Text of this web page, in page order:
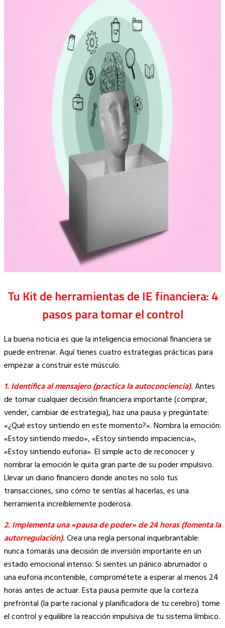
Tu Kit de herramientas de IE financiera: 4
pasos para tomar el control
La buena noticia es que la inteligencia emocional financiera se
puede entrenar. Aquí tienes cuatro estrategias prácticas para
empezar a construir este músculo.
1. Identifica al mensajero (practica la autoconciencia).Antes
de tomar cualquier decisión financiera importante (comprar,
vender, cambiar de estrategia), haz una pausa y pregúntate:
«¿Qué estoy sintiendo en este momento?». Nombra la emoción:
«Estoy sintiendo miedo», «Estoy sintiendo impaciencia»,
«Estoy sintiendo euforia». El simple acto de reconocer y
nombrar la emoción le quita gran parte de su poder impulsivo.
Llevar un diario financiero donde anotes no solo tus
transacciones, sino cómo te sentías al hacerlas, es una
herramienta increíblemente poderosa.
2. Implementa una «pausa de poder» de 24 horas (fomenta la
autorregulación).Crea una regla personal inquebrantable:
nunca tomarás una decisión de inversión importante en un
estado emocional intenso. Si sientes un pánico abrumador o
una euforia incontenible, comprométete a esperar al menos 24
horas antes de actuar. Esta pausa permite que la corteza
prefrontal (la parte racional y planificadora de tu cerebro) tome
el control y equilibre la reacción impulsiva de tu sistema límbico.